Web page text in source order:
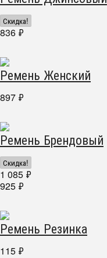
Скидка!
836 ₽
Ремень Женский
897 ₽
Ремень Брендовый
Скидка!
1 085 ₽
925 ₽
Ремень Резинка
115 ₽